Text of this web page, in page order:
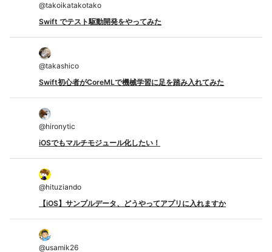
@takoikatakotako
Swift でテスト駆動開発をやってみた
@takashico
Swift初心者がCoreMLで機械学習に足を踏み入れてみた
@hironytic
iOSでもマルチモジュール化したい！
@hituziando
【iOS】サンプルデータ、どうやってアプリに入れますか
@usamik26